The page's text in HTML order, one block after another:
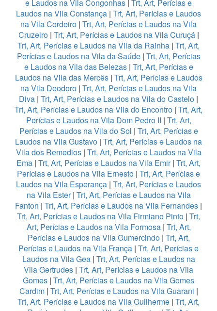
e Laudos na Vila Congonhas | Trt, Art, Perícias e
Laudos na Vila Constança | Trt, Art, Perícias e Laudos
na Vila Cordeiro | Trt, Art, Perícias e Laudos na Vila
Cruzeiro | Trt, Art, Perícias e Laudos na Vila Curuçá |
Trt, Art, Perícias e Laudos na Vila da Rainha | Trt, Art,
Perícias e Laudos na Vila da Saúde| Trt, Art, Perícias
e Laudos na Vila das Belezas| Trt, Art, Perícias e
Laudos na Vila das Mercês| Trt, Art, Perícias e Laudos
na Vila Deodoro | Trt, Art, Perícias e Laudos na Vila
Diva | Trt, Art, Perícias e Laudos na Vila do Castelo |
Trt, Art, Perícias e Laudos na Vila do Encontro | Trt, Art,
Perícias e Laudos na Vila Dom Pedro II | Trt, Art,
Perícias e Laudos na Vila do Sol | Trt, Art, Perícias e
Laudos na Vila Gustavo | Trt, Art, Perícias e Laudos na
Vila dos Remedios| Trt, Art, Perícias e Laudos na Vila
Ema | Trt, Art, Perícias e Laudos na Vila Emir| Trt, Art,
Perícias e Laudos na Vila Ernesto | Trt, Art, Perícias e
Laudos na Vila Esperança | Trt, Art, Perícias e Laudos
na Vila Ester| Trt, Art, Perícias e Laudos na Vila
Fanton | Trt, Art, Perícias e Laudos na Vila Fernandes |
Trt, Art, Perícias e Laudos na Vila Firmiano Pinto | Trt,
Art, Perícias e Laudos na Vila Formosa| Trt, Art,
Perícias e Laudos na Vila Gumercindo| Trt, Art,
Perícias e Laudos na Vila França | Trt, Art, Perícias e
Laudos na Vila Gea| Trt, Art, Perícias e Laudos na
Vila Gertrudes | Trt, Art, Perícias e Laudos na Vila
Gomes | Trt, Art, Perícias e Laudos na Vila Gomes
Cardim| Trt, Art, Perícias e Laudos na Vila Guarani |
Trt, Art, Perícias e Laudos na Vila Guilherme | Trt, Art,